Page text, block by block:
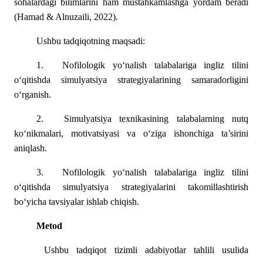
sohalardagi bilimlarini ham mustahkamlashga yordam beradi
(Hamad & Alnuzaili, 2022).
Ushbu tadqiqotning maqsadi:
1.
Nofilologik yo‘nalish talabalariga ingliz tilini
o‘qitishda simulyatsiya strategiyalarining samaradorligini
o‘rganish.
2.
Simulyatsiya texnikasining talabalarning nutq
ko‘nikmalari, motivatsiyasi va o‘ziga ishonchiga ta’sirini
aniqlash.
3.
Nofilologik yo‘nalish talabalariga ingliz tilini
o‘qitishda simulyatsiya strategiyalarini takomillashtirish
bo‘yicha tavsiyalar ishlab chiqish.
Metod
Ushbu tadqiqot tizimli adabiyotlar tahlili usulida